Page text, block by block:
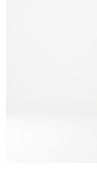
グラインダー完
挽き方で味が